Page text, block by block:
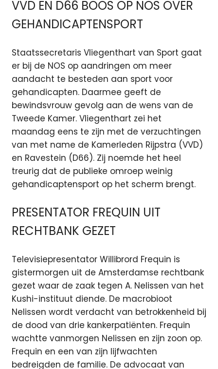
VVD EN D66 BOOS OP NOS OVER
GEHANDICAPTENSPORT
Staatssecretaris Vliegenthart van Sport gaat
er bij de NOS op aandringen om meer
aandacht te besteden aan sport voor
gehandicapten. Daarmee geeft de
bewindsvrouw gevolg aan de wens van de
Tweede Kamer. Vliegenthart zei het
maandag eens te zijn met de verzuchtingen
van met name de Kamerleden Rijpstra (VVD)
en Ravestein (D66). Zij noemde het heel
treurig dat de publieke omroep weinig
gehandicaptensport op het scherm brengt.
PRESENTATOR FREQUIN UIT
RECHTBANK GEZET
Televisiepresentator Willibrord Frequin is
gistermorgen uit de Amsterdamse rechtbank
gezet waar de zaak tegen A. Nelissen van het
Kushi-instituut diende. De macrobioot
Nelissen wordt verdacht van betrokkenheid bij
de dood van drie kankerpatiënten. Frequin
wachtte vanmorgen Nelissen en zijn zoon op.
Frequin en een van zijn lijfwachten
bedreigden de familie. De advocaat van